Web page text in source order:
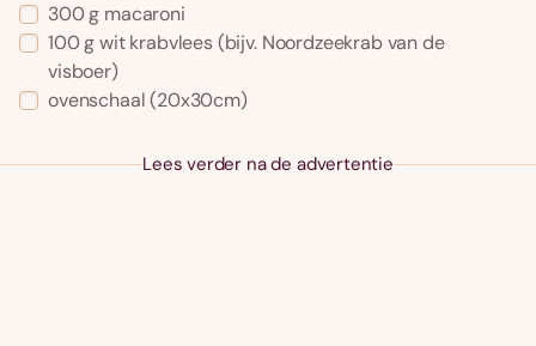
300 g macaroni
100 g wit krabvlees (bijv. Noordzeekrab van de
visboer)
ovenschaal (20x30cm)
Lees verder na de advertentie